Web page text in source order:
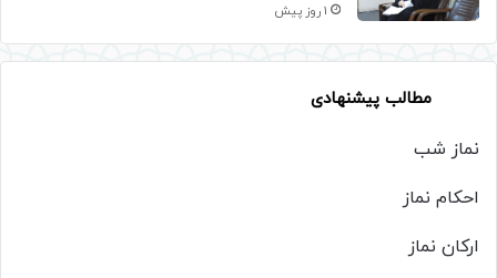
1 روز پیش
مطالب پیشنهادی
نماز شب
احکام نماز
ارکان نماز